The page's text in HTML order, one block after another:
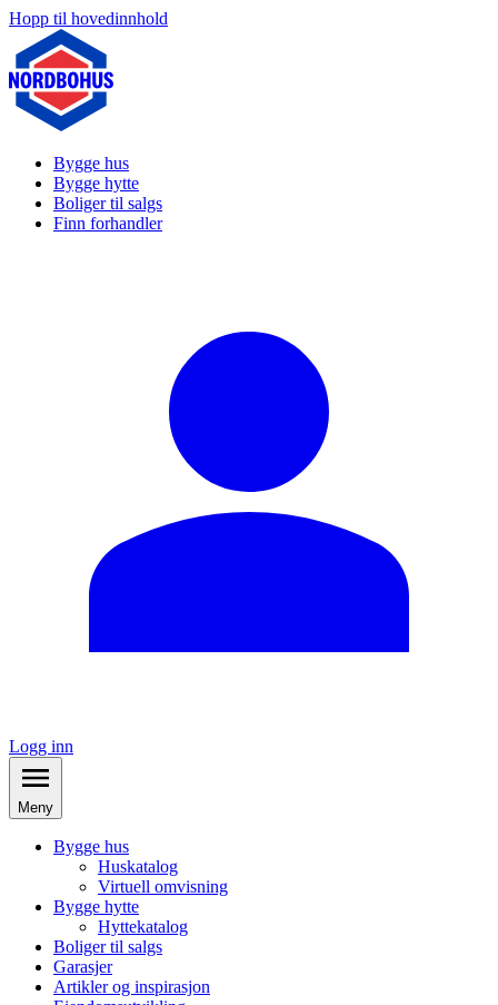
Hopp til hovedinnhold
Bygge hus
Bygge hytte
Boliger til salgs
Finn forhandler
Logg inn
Meny
Bygge hus
Huskatalog
Virtuell omvisning
Bygge hytte
Hyttekatalog
Boliger til salgs
Garasjer
Artikler og inspirasjon